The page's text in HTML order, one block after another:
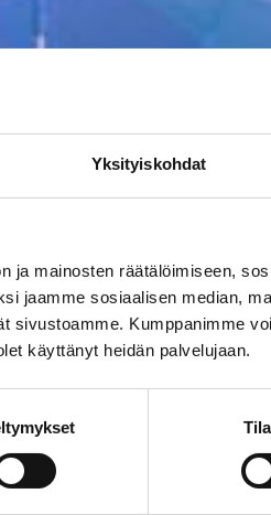
Yksityiskohdat
ja mainosten räätälöimiseen,
jaamme sosiaalisen median,
sivustoamme. Kumppanimme
käyttänyt heidän palvelujaan.